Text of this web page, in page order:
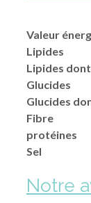
Valeur
Lipides
Lipides
Glucides
Glucides
Fibre
protéines
Sel
Notre